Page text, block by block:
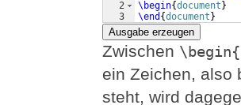
2
3
\begin{document }
\end {document }
Ausgabe erzeugen
Zwischen
ein Zeichen, also
steht, wird